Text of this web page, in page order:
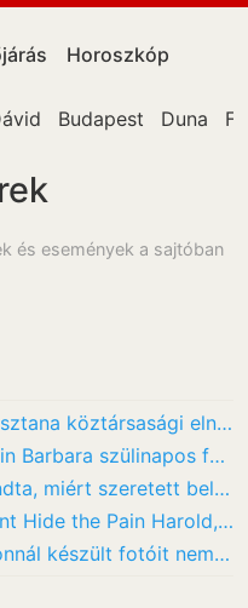
Horoszkóp
Budapest Duna
és események a sajtóban
Augusztus 11-én választana köztársasági elnököt a Tisza
Emlékszel még? Palvin Barbara szülinapos férje és sógora a Jóbarátokban és az Apafejben…
Dylan Sprouse elmondta, miért szeretett bele Palvin Barbarába, pedig az úgy beszólt neki,…
A The Guardian szerint Hide the Pain Harold, Palvin Barbara és Rubik Ernő neve is…
Palvin Barbara Balatonnál készült fotóit nem láttuk jönni, mégis itt vannak